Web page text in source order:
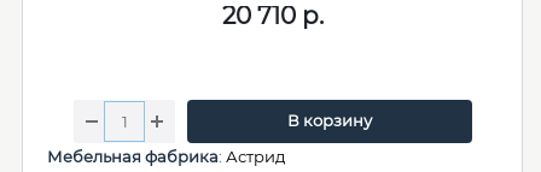
20 710 р.
В корзину
Мебельная фабрика: Астрид